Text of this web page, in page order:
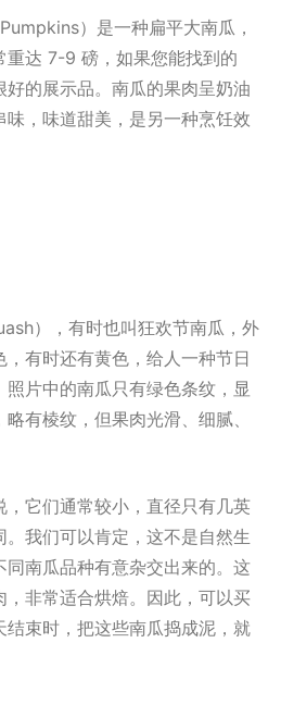
）是一种扁平大南瓜，
重达 7-9 磅，如果您能找到的
的展示品。南瓜的果肉呈奶油
，味道甜美，是另一种烹饪效
），有时也叫狂欢节南瓜，外
有时还有黄色，给人一种节日
片中的南瓜只有绿色条纹，显
有棱纹，但果肉光滑、细腻、
它们通常较小，直径只有几英
我们可以肯定，这不是自然生
南瓜品种有意杂交出来的。这
非常适合烘焙。因此，可以买
束时，把这些南瓜捣成泥，就